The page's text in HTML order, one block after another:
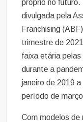
próprio no
divulgada pela
Franchising
trimestre de
faixa etária
durante a
janeiro de 2019
período de
Com modelos